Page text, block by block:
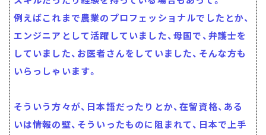
例えばこれまで農業のプロフェッショナルでしたとか、
エンジニアとして活躍していました、母国で、弁護士を
していました、お医者さんをしていました、そんな方も
いらっしゃいます。
そういう方々が、日本語だったりとか、在留資格、ある
いは情報の壁、そういったものに阻まれて、日本で上手